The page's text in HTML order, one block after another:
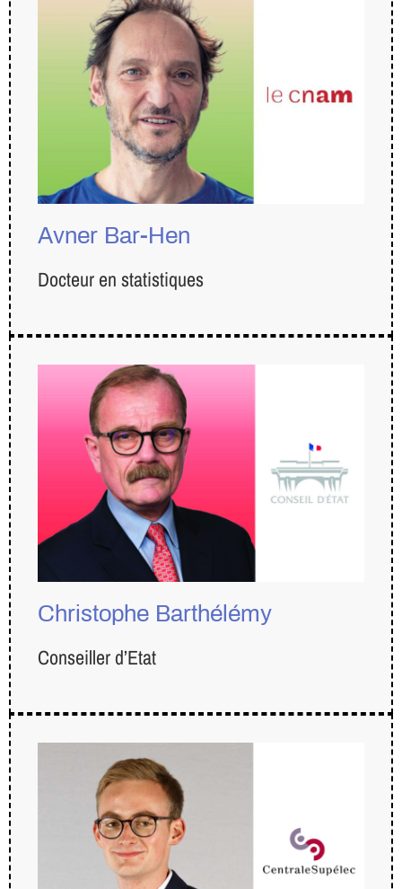
Avner Bar-Hen
Docteur en statistiques
Christophe Barthélémy
Conseiller d’Etat